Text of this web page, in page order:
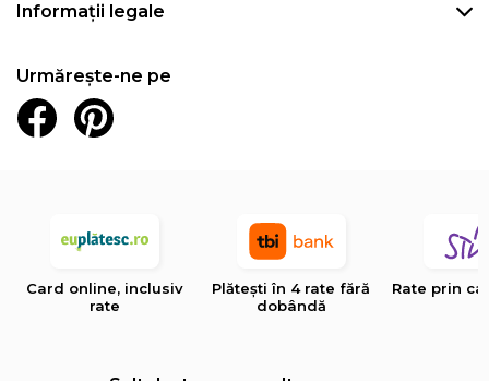
Informații legale
Urmărește-ne pe
Card online, inclusiv
rate
Plătești în 4 rate fără
dobândă
Rate prin